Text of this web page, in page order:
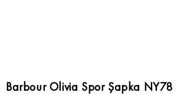
Barbour Olivia Spor Şapka NY78